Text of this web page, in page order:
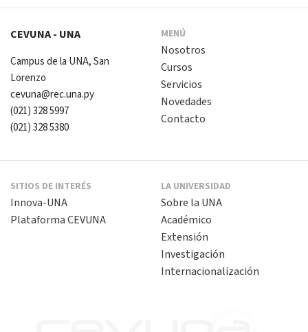
CEVUNA - UNA
Campus de la UNA, San
Lorenzo
cevuna@rec.una.py
(021) 328 5997
(021) 328 5380
MENÚ
Nosotros
Cursos
Servicios
Novedades
Contacto
SITIOS DE INTERÉS
Innova-UNA
Plataforma CEVUNA
LA UNIVERSIDAD
Sobre la UNA
Académico
Extensión
Investigación
Internacionalización